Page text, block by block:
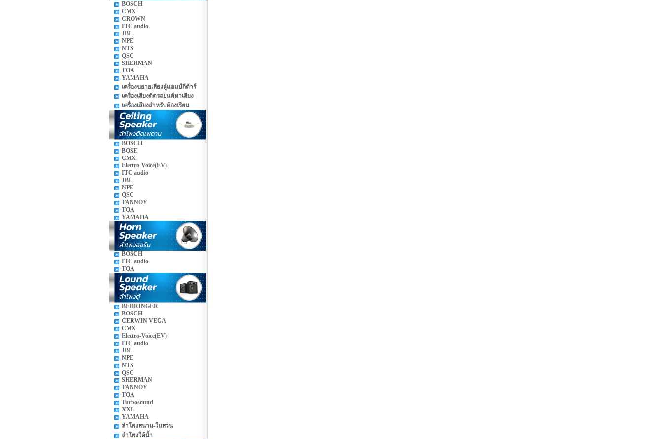
BOSCH
CMX
CROWN
ITC audio
JBL
NPE
NTS
QSC
SHERMAN
TOA
YAMAHA
เครื่องขยายเสียงตู้แอมป์กีต้าร์
เครื่องเสียงติดรถยนต์หาเสียง
เครื่องเสียงสำหรับห้องเรียน
BOSCH
BOSE
CMX
Electro-Voice(EV)
ITC audio
JBL
NPE
QSC
TANNOY
TOA
YAMAHA
BOSCH
ITC audio
TOA
BEHRINGER
BOSCH
CERWIN VEGA
CMX
Electro-Voice(EV)
ITC audio
JBL
NPE
NTS
QSC
SHERMAN
TANNOY
TOA
Turbosound
XXL
YAMAHA
ลำโพงสนาม-ในสวน
ลำโพงใต้น้ำ